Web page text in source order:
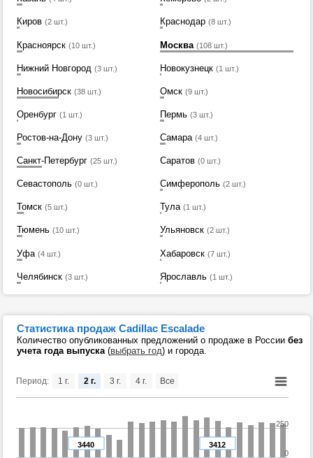
Киров (2 шт.) Краснодар (8 шт.)
Красноярск (10 шт.) Москва (108 шт.)
Нижний Новгород (3 шт.) Новокузнецк (1 шт.)
Новосибирск (38 шт.) Омск (9 шт.)
Оренбург (1 шт.) Пермь (3 шт.)
Ростов-на-Дону (3 шт.) Самара (4 шт.)
Санкт-Петербург (25 шт.) Саратов (0 шт.)
Севастополь (0 шт.) Симферополь (2 шт.)
Томск (5 шт.) Тула (1 шт.)
Тюмень (10 шт.) Ульяновск (2 шт.)
Уфа (4 шт.) Хабаровск (7 шт.)
Челябинск (3 шт.) Ярославль (1 шт.)
Статистика продаж Cadillac Escalade
Количество опубликованных предложений о продаже в России без
учета года выпуска(выбрать год) и города.
Период:
3412
3440
0
250
1 г. 2 г. 3 г. 4 г. Все